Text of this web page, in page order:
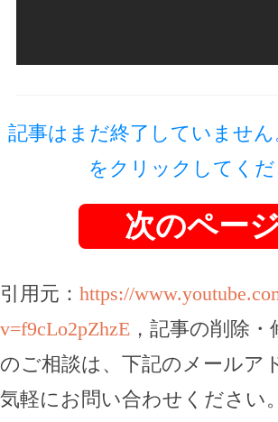
記事はまだ終了していませ
をクリックしてく
次のページ
引用元： https://
v=f9cLo2pZhzE ，記事の削除
のご相談は、下記のメールア
気軽にお問い合わせください。